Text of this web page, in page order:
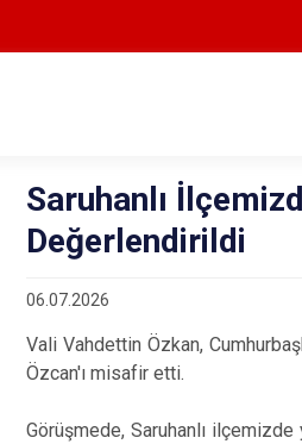
Saruhanlı
Değerlendirildi
06.07.2026
Vali Vahdettin Özkan,
Özcan'ı misafir etti.
Görüşmede, Saruhanlı